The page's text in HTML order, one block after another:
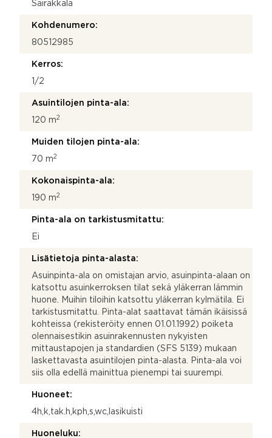
Sairakkala
Kohdenumero:
80512985
Kerros:
1/2
Asuintilojen pinta-ala:
120 m2
Muiden tilojen pinta-ala:
70 m2
Kokonaispinta-ala:
190 m2
Pinta-ala on tarkistusmitattu:
Ei
Lisätietoja pinta-alasta:
Asuinpinta-ala on omistajan arvio, asuinpinta-alaan on
katsottu asuinkerroksen tilat sekä yläkerran lämmin
huone. Muihin tiloihin katsottu yläkerran kylmätila. Ei
tarkistusmitattu. Pinta-alat saattavat tämän ikäisissä
kohteissa (rekisteröity ennen 01.01.1992) poiketa
olennaisestikin asuinrakennusten nykyisten
mittaustapojen ja standardien (SFS 5139) mukaan
laskettavasta asuintilojen pinta-alasta. Pinta-ala voi
siis olla edellä mainittua pienempi tai suurempi.
Huoneet:
4h,k,tak.h,kph,s,wc,lasikuisti
Huoneluku: